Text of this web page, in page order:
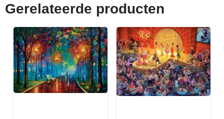
Gerelateerde producten